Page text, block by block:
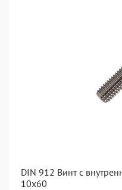
DIN 912 Винт с
10х60